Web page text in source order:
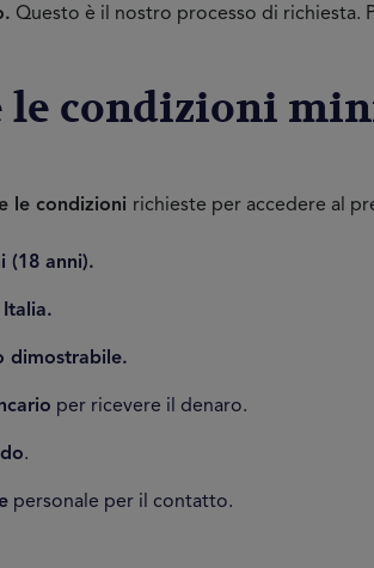
Questo è il nostro processo di
le condizioni
le condizioni richieste per accedere al
(18 anni).
Italia.
dimostrabile.
per ricevere il denaro.
.
personale per il contatto.